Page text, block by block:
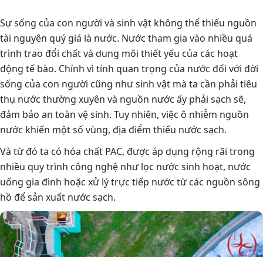
Sự sống của con người và sinh vật không thể thiếu nguồn
tài nguyên quý giá là nước. Nước tham gia vào nhiều quá
trình trao đổi chất và dung môi thiết yếu của các hoạt
động tế bào. Chính vì tính quan trọng của nước đối với đời
sống của con người cũng như sinh vật mà ta cần phải tiêu
thụ nước thường xuyên và nguồn nước ấy phải sạch sẽ,
đảm bảo an toàn vệ sinh. Tuy nhiên, việc ô nhiễm nguồn
nước khiến một số vùng, địa điểm thiếu nước sạch.
Và từ đó ta có hóa chất PAC, được áp dụng rộng rãi trong
nhiều quy trình công nghệ như lọc nước sinh hoạt, nước
uống gia đình hoặc xử lý trực tiếp nước từ các nguồn sông
hồ để sản xuất nước sạch.